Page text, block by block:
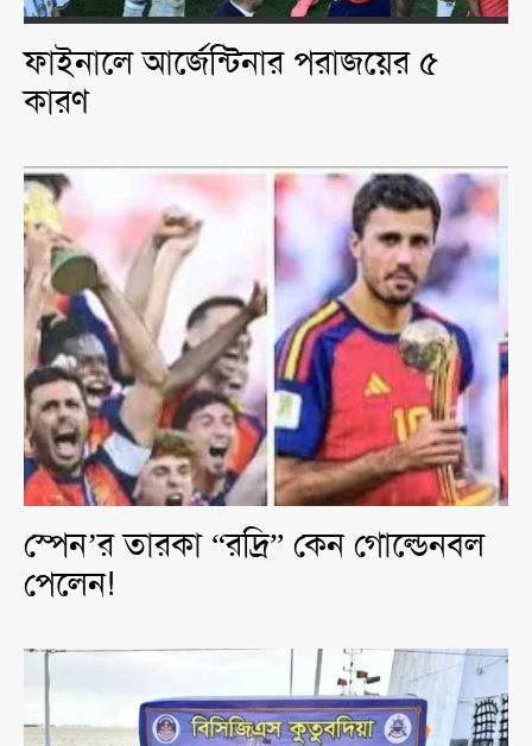
ফাইনালে আর্জেন্টিনার পরাজয়ের ৫
কারণ
স্পেন’র তারকা “রদ্রি” কেন গোল্ডেনবল
পেলেন!